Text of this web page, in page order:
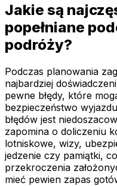
Jakie są
popełniane
podróży?
Podczas planowania
najbardziej
pewne błędy, które
bezpieczeństwo
błędów jest
zapomina o doliczeniu
lotniskowe, wizy,
jedzenie czy pamiątki,
przekroczenia
mieć pewien zapas